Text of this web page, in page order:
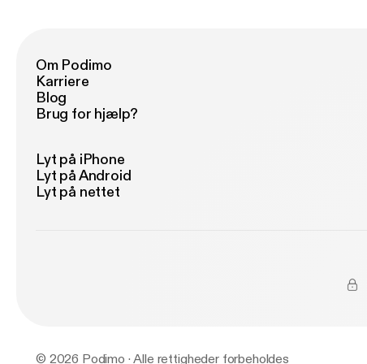
Om Podimo
Karriere
Blog
Brug for hjælp?
Lyt på iPhone
Lyt på Android
Lyt på nettet
© 2026 Podimo · Alle rettigheder forbeholdes